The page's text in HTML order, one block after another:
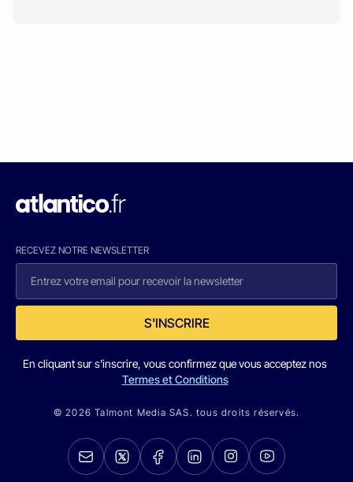
RECEVEZ NOTRE NEWSLETTER
S'INSCRIRE
En cliquant sur s'inscrire, vous confirmez que vous acceptez nos
Termes et Conditions
© 2026 Talmont Media SAS. tous droits réservés.